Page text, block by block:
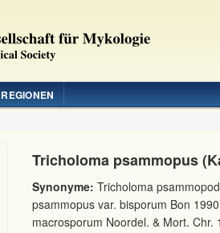
REGIONEN
Tricholoma psammopus
Synonyme: Tricholoma
psammopus var. bisporum Bon
macrosporum Noordel. & Mort. Chr.